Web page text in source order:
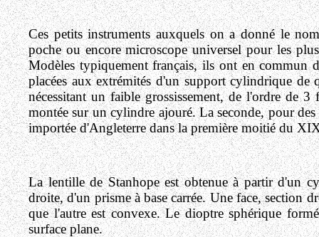
Ces petits instruments auxquels on a donné le
poche ou encore microscope universel pour les
Modèles typiquement français, ils ont en commun
placées aux extrémités d'un support cylindrique de
nécessitant un faible grossissement, de l'ordre de
montée sur un cylindre ajouré. La seconde, pour
importée d'Angleterre dans la première moitié du
La lentille de Stanhope est obtenue à partir d'un
droite, d'un prisme à base carrée. Une face, section
que l'autre est convexe. Le dioptre sphérique
surface plane.